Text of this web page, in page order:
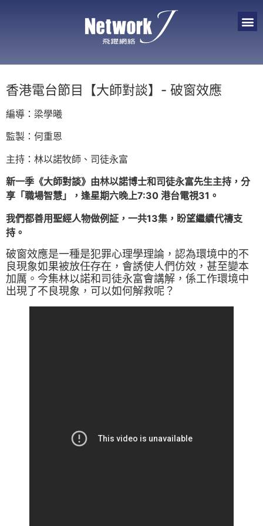
香港電台節目【大師對談】- 破窗效應
編導：梁學曦
監製：何重恩
主持：林以諾牧師、司徒永富
新一季《大師對談》由林以諾博士和司徒永富先生主持，分
享「職場智慧」，逢星期六晚上7:30 港台電視31。
我們都善用聖經人物做例証，一共13集，盼望繼續代禱支
持。
破窗效應是一種是犯罪心理學理論，認為環境中的不
良現象如果被放任存在，會誘使人們仿效，甚至變本
加厲。今集林以諾和司徒永富會講解，係工作環境中
出現了不良現象，可以如何解救呢？